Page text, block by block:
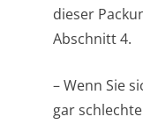
dieser
Abschnitt 4.
– Wenn Sie
gar